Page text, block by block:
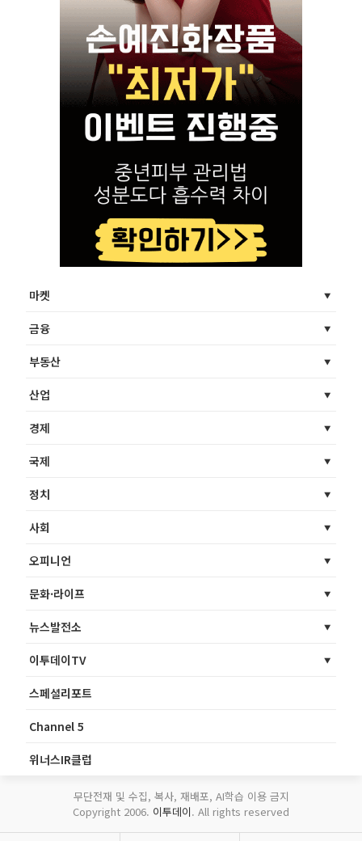
마켓
금융
부동산
산업
경제
국제
정치
사회
오피니언
문화·라이프
뉴스발전소
이투데이TV
스페셜리포트
Channel 5
위너스IR클럽
무단전재 및 수집, 복사, 재배포, AI학습 이용 금지
Copyright 2006. 이투데이. All rights reserved